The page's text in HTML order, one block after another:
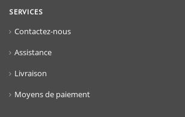
SERVICES
Contactez-nous
Assistance
Livraison
Moyens de paiement